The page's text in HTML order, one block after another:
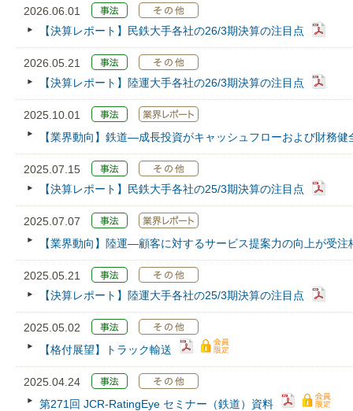
2026.06.01
【決算レポート】民鉄大手各社の26/3期決算の注目点
2026.05.21
【決算レポート】陸運大手各社の26/3期決算の注目点
2025.10.01
【業界動向】鉄道—成長投資がキャッシュフローおよび財務
2025.07.15
【決算レポート】民鉄大手各社の25/3期決算の注目点
2025.07.07
【業界動向】陸運―顧客に対するサービス提案力の向上が受
2025.05.21
【決算レポート】陸運大手各社の25/3期決算の注目点
2025.05.02
【格付展望】トラック輸送
2025.04.24
第271回 JCR‐RatingEye セミナー（鉄道）資料